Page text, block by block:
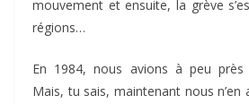
mouvement et ensuite, la grève
régions…
En 1984, nous avions à peu près
Mais, tu sais, maintenant nous n’en